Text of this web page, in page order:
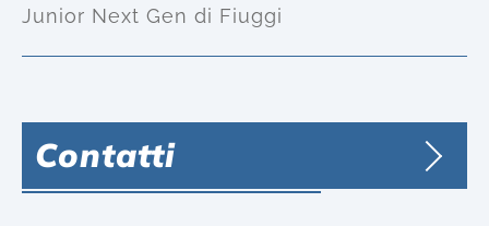
Junior Next Gen di Fiuggi
Contatti